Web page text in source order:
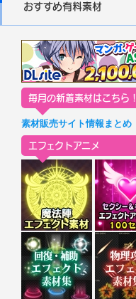
おすすめ有料素材
毎月の新着素材はこちら！
素材販売サイト情報まとめ
エフェクトアニメ